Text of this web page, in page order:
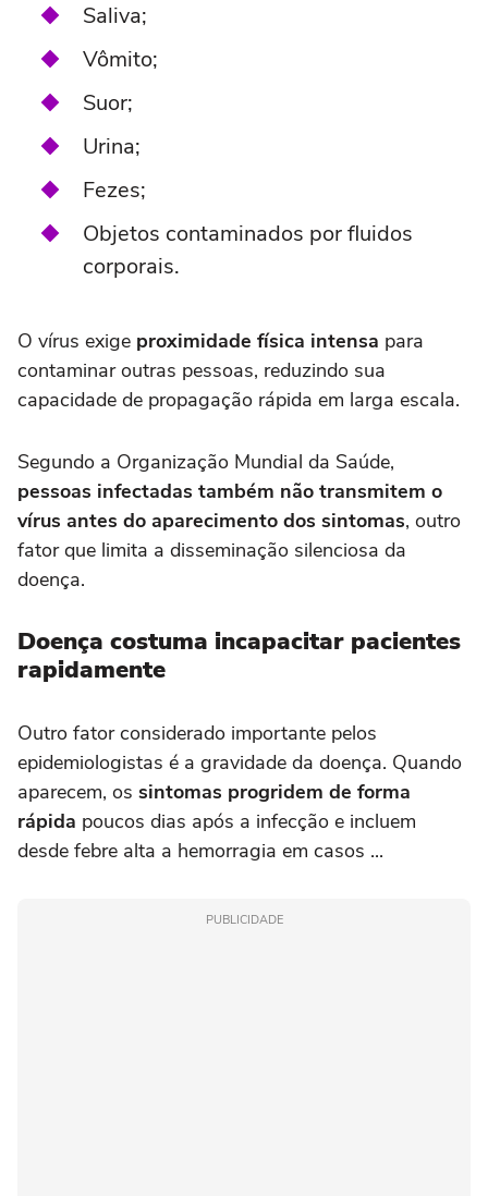
Saliva;
Vômito;
Suor;
Urina;
Fezes;
Objetos contaminados por fluidos
corporais.
O vírus exige proximidade física intensa para
contaminar outras pessoas, reduzindo sua
capacidade de propagação rápida em larga escala.
Segundo a Organização Mundial da Saúde,
pessoas infectadas também não transmitem o
vírus antes do aparecimento dos sintomas, outro
fator que limita a disseminação silenciosa da
doença.
Doença costuma incapacitar pacientes
rapidamente
Outro fator considerado importante pelos
epidemiologistas é a gravidade da doença. Quando
aparecem, os sintomas progridem de forma
rápida poucos dias após a infecção e incluem
desde febre alta a hemorragia em casos ...
PUBLICIDADE